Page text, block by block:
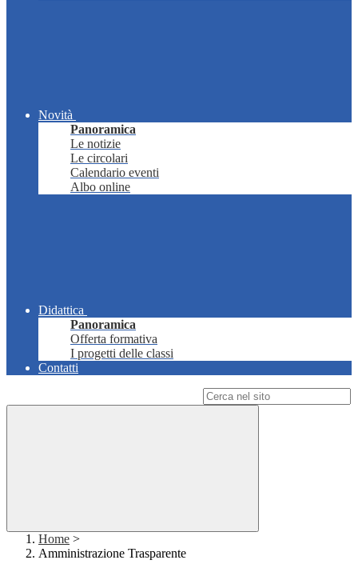
Novità
Panoramica
Le notizie
Le circolari
Calendario eventi
Albo online
Didattica
Panoramica
Offerta formativa
I progetti delle classi
Contatti
Home >
Amministrazione Trasparente